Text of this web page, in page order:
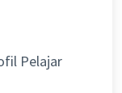
Pelajar